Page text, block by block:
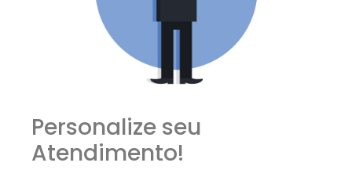
Personalize seu
Atendimento!